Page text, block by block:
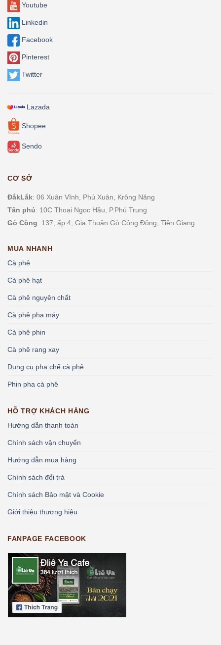
Youtube
Linkedin
Facebook
Pinterest
Twitter
Lazada
Shopee
Sendo
CƠ SỞ
ĐắkLắk: 06 Xuân Vĩnh, Phú Xuân, Krông Năng
Tân phú: 10C Thoại Ngọc Hầu, P.Phú Trung
Gò Công: 137, ấp 4, Gia Thuận Gò Công Đông, Tiền Giang
MUA NHANH
Cà phê
Cà phê hạt
Cà phê nguyên chất
Cà phê pha máy
Cà phê phin
Cà phê rang xay
Dụng cụ pha chế cà phê
Phin pha cà phê
HỖ TRỢ KHÁCH HÀNG
Hướng dẫn thanh toán
Chính sách vận chuyển
Hướng dẫn mua hàng
Chính sách đổi trả
Chính sách Bảo mật và Cookie
Giới thiệu thương hiệu
FANPAGE FACEBOOK